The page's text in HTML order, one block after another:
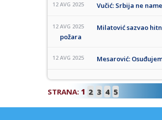
12 AVG 2025 Vučić: Srbija ne
12 AVG 2025
Milatović sazvao
požara
12 AVG 2025 Mesarović:
STRANA: 1 2 3 4 5